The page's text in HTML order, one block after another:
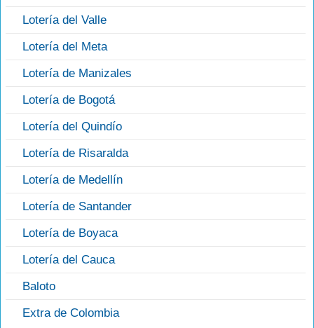
Lotería del Valle
Lotería del Meta
Lotería de Manizales
Lotería de Bogotá
Lotería del Quindío
Lotería de Risaralda
Lotería de Medellín
Lotería de Santander
Lotería de Boyaca
Lotería del Cauca
Baloto
Extra de Colombia